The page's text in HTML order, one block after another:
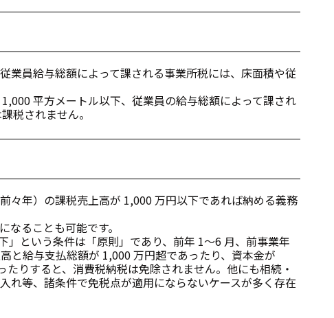
業員給与総額によって課される事業所税には、床面積や従
平方メートル以下、従業員の給与総額によって課され
税されません。
々年）の課税売上高が 1,000 万円以下であれば納める義務
ることも可能です。
という条件は「原則」であり、前年 1～6 月、前事業年
と給与支払総額が 1,000 万円超であったり、資本金が
りすると、消費税納税は免除されません。他にも相続・
れ等、諸条件で免税点が適用にならないケースが多く存在